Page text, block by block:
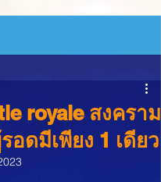
royale สงคราม
อดมีเพียง 1 เดียว